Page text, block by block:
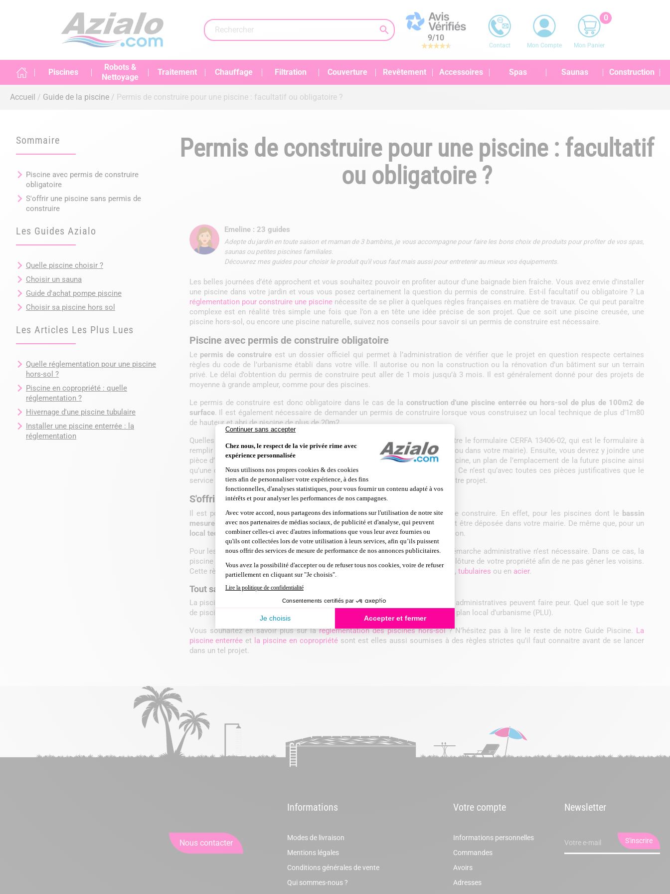

9/10
Contact Mon Compte
0
Mon Panier
Piscines
Robots &
Nettoyage
Traitement Chauffage Filtration Couverture Revêtement Accessoires Spas Saunas Construction
Accueil Guide de la piscine Permis de construire pour une piscine : facultatif ou obligatoire ?
Sommaire
Piscine avec permis de construire
obligatoire
S'offrir une piscine sans permis de
construire
Les Guides Azialo
Quelle piscine choisir ?
Choisir un sauna
Guide d'achat pompe piscine
Choisir sa piscine hors sol
Les Articles Les Plus Lues
Quelle réglementation pour une piscine
hors-sol ?
Piscine en copropriété : quelle
réglementation ?
Hivernage d'une piscine tubulaire
Installer une piscine enterrée : la
réglementation
Permis de construire pour une piscine : facultatif
ou obligatoire ?
Emeline : 23 guides
Adepte du jardin en toute saison et maman de 3 bambins, je vous accompagne pour faire les bons choix de produits pour profiter de vos spas,
saunas ou petites piscines familiales.
Découvrez mes guides pour choisir le produit qu'il vous faut mais aussi pour entretenir au mieux vos équipements.
Les belles journées d’été approchent et vous souhaitez pouvoir en profiter autour d’une baignade bien fraîche. Vous avez envie d’installer
une piscine dans votre jardin et vous vous posez certainement la question du permis de construire. Est-il facultatif ou obligatoire ? La
réglementation pour construire une piscinenécessite de se plier à quelques règles françaises en matière de travaux. Ce qui peut paraître
complexe est en réalité très simple une fois que l’on a en tête une idée précise de son projet. Que ce soit une piscine creusée, une
piscine hors-sol, ou encore une piscine naturelle, suivez nos conseils pour savoir si un permis de construire est nécessaire.
Piscine avec permis de construire obligatoire
Le permis de construire est un dossier officiel qui permet à l’administration de vérifier que le projet en question respecte certaines
règles du code de l’urbanisme établi dans votre ville. Il autorise ou non la construction ou la rénovation d’un bâtiment sur un terrain
privé. Le délai d’obtention du permis de construire peut aller de 1 mois jusqu’à 3 mois. Il est généralement donné pour des projets de
moyenne à grande ampleur, comme pour des piscines.
Le permis de construire est donc obligatoire dans le cas de la construction d’une piscine enterrée ou hors-sol de plus de 100m2 de
surface. Il est également nécessaire de demander un permis de construire lorsque vous construisez un local technique de plus d’1m80
de hauteur et abri de piscine de plus de 20m2.
Quelles sont les
? Tout d’abord, vous devrez y mettre le formulaire CERFA 13406-02, qui est le formulaire à
remplir lors de toute demande de permis de construire (disponible sur internet ou dans votre mairie). Ensuite, vous devrez y joindre une
pièce d’identité, vos coordonnées, l’adresse du terrain où sera construite la piscine, un plan de l’emplacement de la future piscine ainsi
qu’une description complète du projet (superficie, couleurs, type de matériel…). Ce n’est qu’avec toutes ces pièces justificatives que le
service de l’urbanisme de votre mairie pourra juger ou non de la faisabilité de votre projet.
S'offrir une piscine sans permis de construire
Il est possible de s’offrir une piscine sans déposer de demande de permis de construire. En effet, pour les piscines dont le bassin
mesure entre 10m2 et 100m2,une simple déclaration préalable de travaux doit être déposée dans votre mairie. De même que, pour un
local technique de moins d’1m80, la déclaration de travaux suffit à sa construction.
Pour les piscines dont le bassin mesure moins de 10m2 de surface, aucune démarche administrative n’est nécessaire. Dans ce cas, la
piscine doit impérativement être installée à plus de 3 mètres de distance de la clôture de votre propriété afin de ne pas gêner les voisins.
Cette règle s’applique aussi bien aux
piscines bois piscines autoportées , tubulaires ou en acier.
Tout savoir sur la réglementation
La piscine est souvent le rêve de nombreux propriétaires, mais les démarches administratives peuvent faire peur. Quel que soit le type
de piscine choisi, renseignez-vous bien auprès de votre mairie et notamment du plan local d’urbanisme (PLU).
Vous souhaitez en savoir plus sur laréglementation des piscines hors-sol? N’hésitez pas à lire le reste de notre Guide Piscine. La
piscine enterrée et la piscine en copropriété sont est elles aussi soumises à des règles strictes qu’il faut connaitre avant de se lancer
dans un tel projet.
Nous contacter
Informations
Modes de livraison
Mentions légales
Conditions générales de vente
Qui sommes-nous ?
Votre compte
Informations personnelles
Commandes
Avoirs
Adresses
Newsletter